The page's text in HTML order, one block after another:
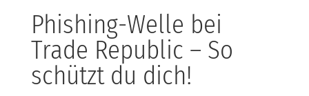
Phishing-Welle bei
Trade Republic – So
schützt du dich!